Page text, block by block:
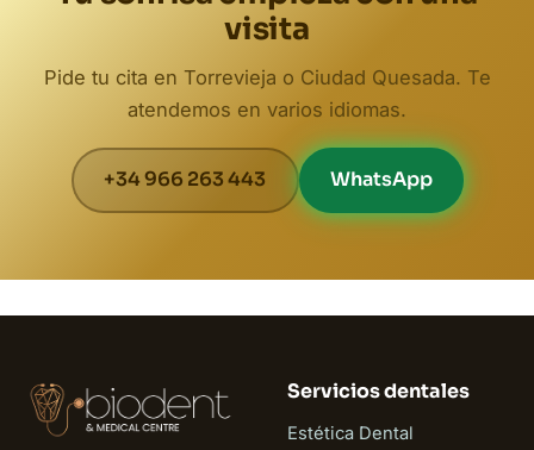
visita
Pide tu cita en Torrevieja o Ciudad Quesada. Te
atendemos en varios idiomas.
+34 966 263 443 WhatsApp
Servicios dentales
Estética Dental